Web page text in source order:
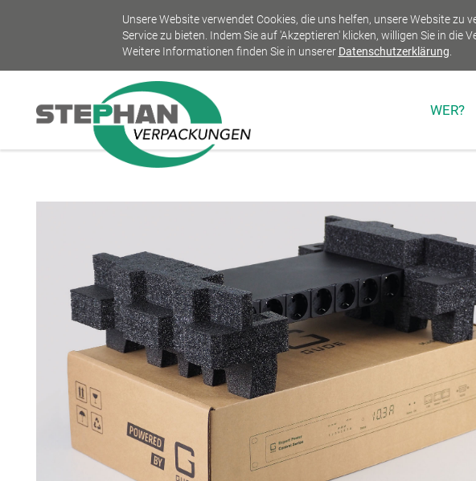
Unsere Website verwendet Cookies, die uns helfen, unsere Website zu
Service zu bieten. Indem Sie auf 'Akzeptieren' klicken, willigen Sie in
Weitere Informationen finden Sie in unserer Datenschutzerklärung.
WER?